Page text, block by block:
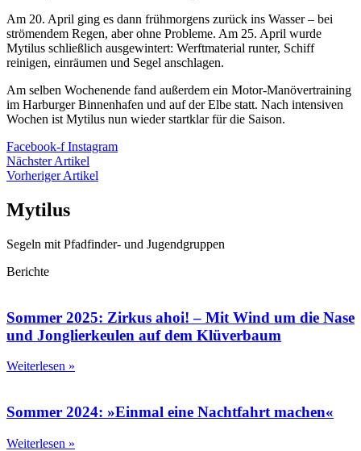
Am 20. April ging es dann frühmorgens zurück ins Wasser – bei
strömendem Regen, aber ohne Probleme. Am 25. April wurde
Mytilus schließlich ausgewintert: Werftmaterial runter, Schiff
reinigen, einräumen und Segel anschlagen.
Am selben Wochenende fand außerdem ein Motor-Manövertraining
im Harburger Binnenhafen und auf der Elbe statt. Nach intensiven
Wochen ist Mytilus nun wieder startklar für die Saison.
Facebook-f Instagram
Nächster Artikel
Vorheriger Artikel
Mytilus
Segeln mit Pfadfinder- und Jugendgruppen
Berichte
Sommer 2025: Zirkus ahoi! – Mit Wind um die Nase
und Jonglierkeulen auf dem Klüverbaum
Weiterlesen »
Sommer 2024: »Einmal eine Nachtfahrt machen«
Weiterlesen »